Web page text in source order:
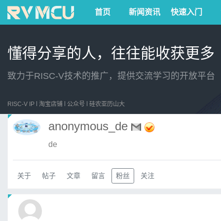
首页 新闻资讯 快速入门
懂得分享的人，往往能收获更多
致力于RISC-V技术的推广，提供交流学习的开放平台
RISC-V IP 淘宝店铺 公众号 硅农亚历山大
anonymous_de
de
关于 帖子 文章 留言 粉丝 关注